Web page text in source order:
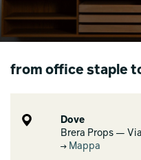
from office staple
Dove
Brera Props —
Mappa